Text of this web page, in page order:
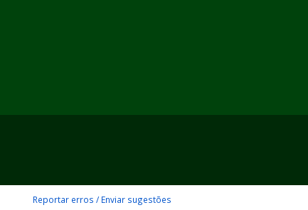
Reportar erros / Enviar sugestões